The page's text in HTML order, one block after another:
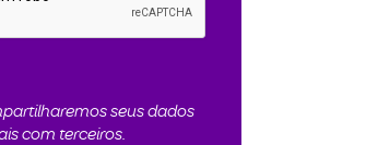
seus dados
com terceiros.